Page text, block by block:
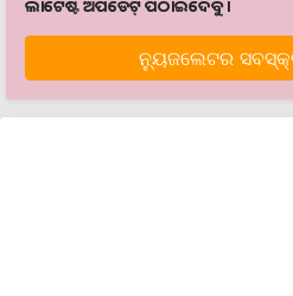
ଲାଟେଷ୍ଟ ଅପଡେଟ୍‌ ପଠାଇଦେବୁ ।
ନ୍ୟୁଜଲେଟର